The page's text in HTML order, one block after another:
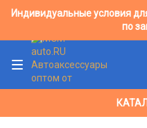
Индивидуальные условия
по